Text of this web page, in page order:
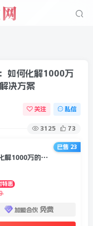
如何化解1000万
决方案
关注 私信
3125 73
（1465期）解脱负债-上岸课：如何化解1000万的负债危机，负债问题系统的解决方案
特惠
加盟合伙 免费
已售 23